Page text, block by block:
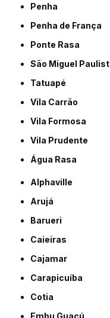
Penha
Penha de França
Ponte Rasa
São Miguel
Tatuapé
Vila Carrão
Vila Formosa
Vila Prudente
Água Rasa
Alphaville
Arujá
Barueri
Caieiras
Cajamar
Carapicuíba
Cotia
Embu Guaçú